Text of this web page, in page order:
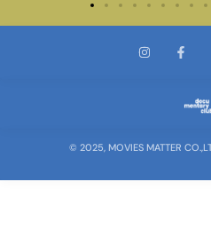
© 2025, MOVIES MATTER